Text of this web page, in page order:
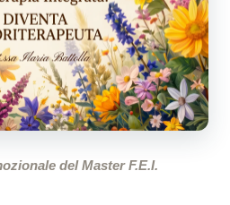
del Master F.E.I.